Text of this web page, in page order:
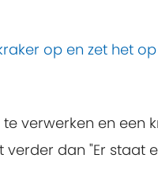
op en zet het op
verwerken en een
dan "Er staat